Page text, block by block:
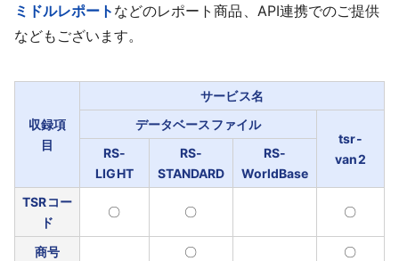
ミドルレポート などのレポート商品、API連携でのご提供
などもございます。
収録項
目
サービス名
データベースファイル
tsr-
van2
RS-
LIGHT
RS-
STANDARD
RS-
WorldBase
TSRコー
ド
〇 〇 〇
商号 〇 〇